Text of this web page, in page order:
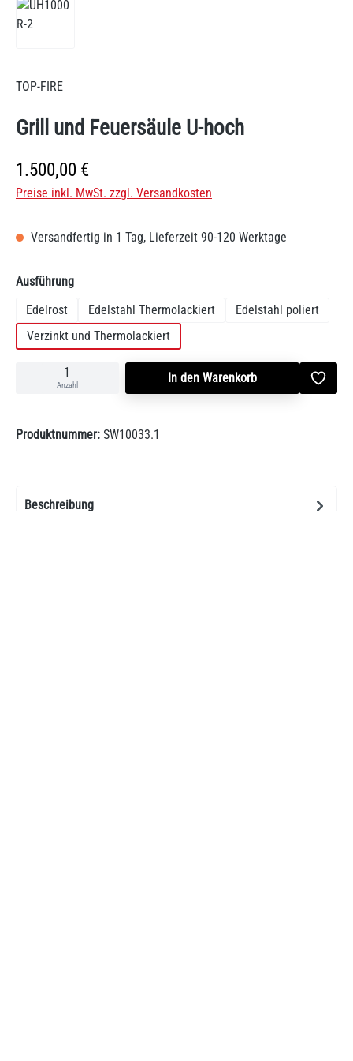
TOP-FIRE
Grill und Feuersäule U-hoch
Regulärer Preis:
1.500,00 €
Preise inkl. MwSt. zzgl. Versandkosten
Versandfertig in 1 Tag, Lieferzeit 90-120 Werktage
Ausführungauswählen
Edelrost
Edelstahl Thermolackiert
Edelstahl poliert
Verzinkt und Thermolackiert
Anzahl In den Warenkorb
Produktnummer: SW10033.1
Beschreibung